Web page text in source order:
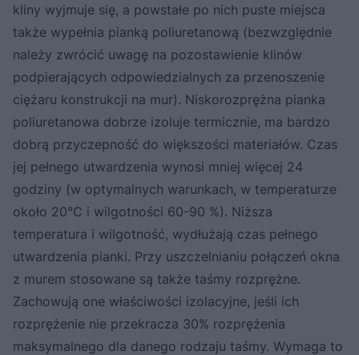
kliny wyjmuje się, a powstałe po nich puste miejsca
także wypełnia pianką poliuretanową (bezwzględnie
należy zwrócić uwagę na pozostawienie klinów
podpierających odpowiedzialnych za przenoszenie
ciężaru konstrukcji na mur). Niskorozprężna pianka
poliuretanowa dobrze izoluje termicznie, ma bardzo
dobrą przyczepność do większości materiałów. Czas
jej pełnego utwardzenia wynosi mniej więcej 24
godziny (w optymalnych warunkach, w temperaturze
około 20°C i wilgotności 60-90 %). Niższa
temperatura i wilgotność, wydłużają czas pełnego
utwardzenia pianki. Przy uszczelnianiu połączeń okna
z murem stosowane są także taśmy rozprężne.
Zachowują one właściwości izolacyjne, jeśli ich
rozprężenie nie przekracza 30% rozprężenia
maksymalnego dla danego rodzaju taśmy. Wymaga to